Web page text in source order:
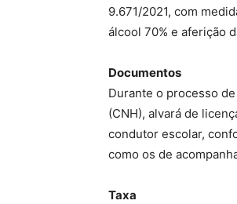
9.671/2021, com
álcool 70% e aferição
Documentos
Durante o processo
(CNH), alvará de
condutor escolar,
como os de
Taxa